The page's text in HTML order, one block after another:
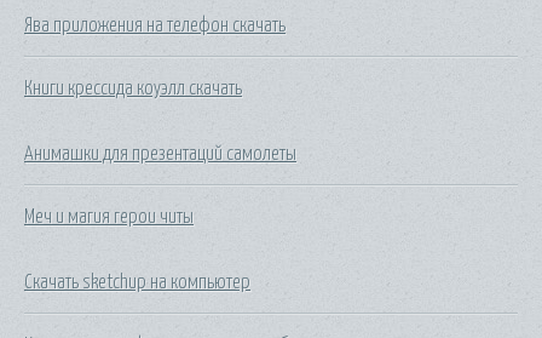
Ява приложения на телефон скачать
Книги крессида коуэлл скачать
Анимашки для презентаций самолеты
Меч и магия герои читы
Скачать sketchup на компьютер